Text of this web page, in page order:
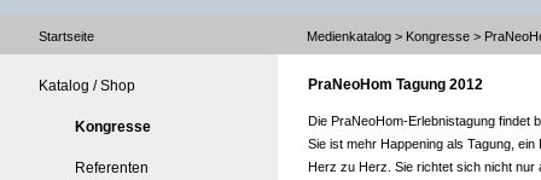
Startseite Medienkatalog > Kongresse >
Katalog / Shop
Kongresse
Referenten
PraNeoHom Tagung 2012
Die PraNeoHom-Erlebnistagung findet
Sie ist mehr Happening als Tagung,
Herz zu Herz. Sie richtet sich nicht nur